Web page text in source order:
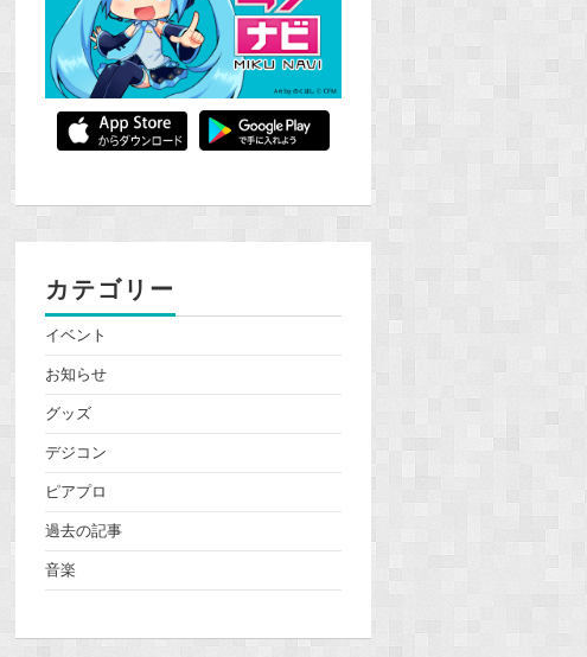
カテゴリー
イベント
お知らせ
グッズ
デジコン
ピアプロ
過去の記事
音楽